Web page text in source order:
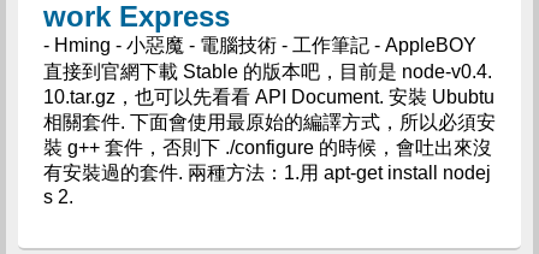
work Express
- Hming - 小惡魔 - 電腦技術 - 工作筆記 - AppleBOY
直接到官網下載 Stable 的版本吧，目前是 node-v0.4.
10.tar.gz，也可以先看看 API Document. 安裝 Ububtu
相關套件. 下面會使用最原始的編譯方式，所以必須安
裝 g++ 套件，否則下 ./configure 的時候，會吐出來沒
有安裝過的套件. 兩種方法：1.用 apt-get install nodej
s 2.